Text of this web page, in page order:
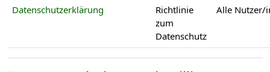
Datenschutzerklärung
Richtlinie
zum
Datenschutz
Alle Nutzer/